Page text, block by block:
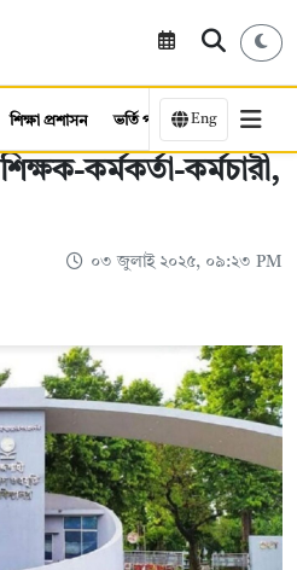
শিক্ষা প্রশাসন ভর্তি পরীক্ষা কর্মসংস্থান
Eng
কর্মকর্তা-কর্মচারী,
০৩ জুলাই ২০২৫, ০৯:২৩ PM